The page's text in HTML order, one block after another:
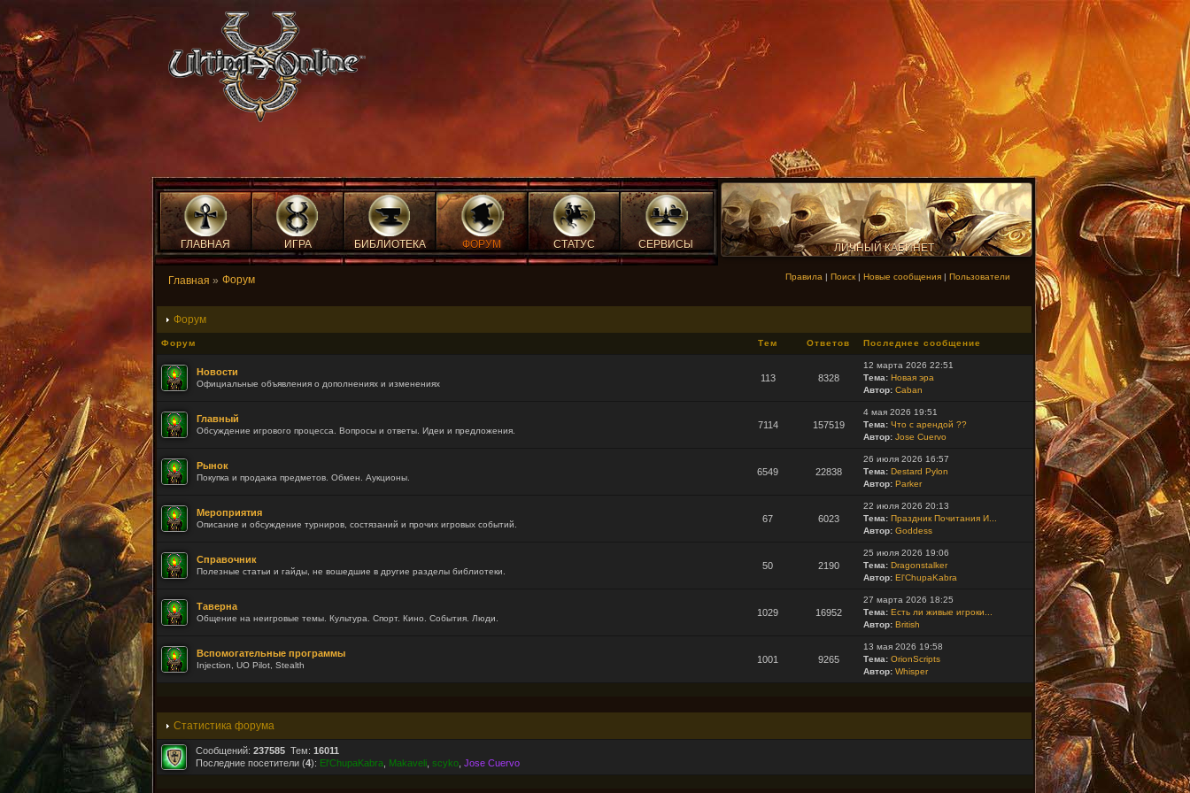
ГЛАВНАЯ ИГРА БИБЛИОТЕКА ФОРУМ СТАТУС СЕРВИСЫ ЛИЧНЫЙ КАБИНЕТ
Главная » Форум Правила | Поиск | Новые сообщения | Пользователи
Форум
Форум Тем Ответов Последнее сообщение
Новости
Официальные объявления о дополнениях и изменениях
113 8328
12 марта 2026 22:51
Тема: Новая эра
Автор: Caban
Главный
Обсуждение игрового процесса. Вопросы и ответы. Идеи и предложения.
7114 157519
4 мая 2026 19:51
Тема: Что с арендой ??
Автор: Jose Cuervo
Рынок
Покупка и продажа предметов. Обмен. Аукционы.
6549 22838
26 июля 2026 16:57
Тема: Destard Pylon
Автор: Parker
Мероприятия
Описание и обсуждение турниров, состязаний и прочих игровых событий.
67 6023
22 июля 2026 20:13
Тема: Праздник Почитания И...
Автор: Goddess
Справочник
Полезные статьи и гайды, не вошедшие в другие разделы библиотеки.
50 2190
25 июля 2026 19:06
Тема: Dragonstalker
Автор: El'ChupaKabra
Таверна
Общение на неигровые темы. Культура. Спорт. Кино. События. Люди.
1029 16952
27 марта 2026 18:25
Тема: Есть ли живые игроки...
Автор: British
Вспомогательные программы
Injection, UO Pilot, Stealth
1001 9265
13 мая 2026 19:58
Тема: OrionScripts
Автор: Whisper
Статистика форума
Сообщений: 237585 Тем: 16011
Последние посетители (4): El'ChupaKabra Makaveli scyko Jose Cuervo